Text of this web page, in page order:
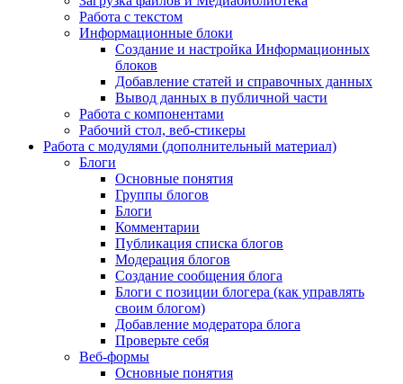
Работа с текстом
Информационные блоки
Создание и настройка Информационных
блоков
Добавление статей и справочных данных
Вывод данных в публичной части
Работа с компонентами
Рабочий стол, веб-стикеры
Работа с модулями (дополнительный материал)
Блоги
Основные понятия
Группы блогов
Блоги
Комментарии
Публикация списка блогов
Модерация блогов
Создание сообщения блога
Блоги с позиции блогера (как управлять
своим блогом)
Добавление модератора блога
Проверьте себя
Веб-формы
Основные понятия